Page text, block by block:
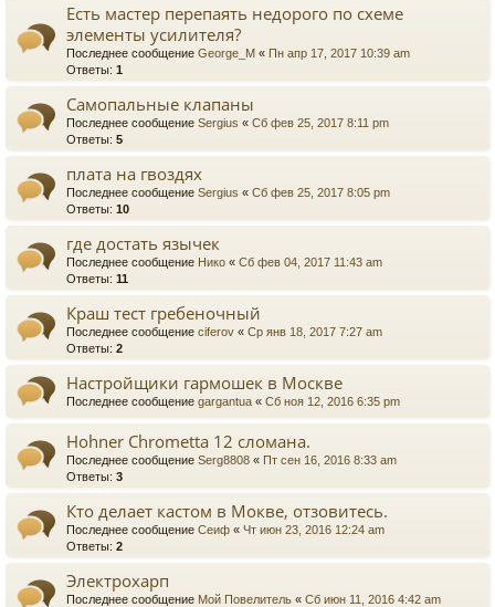
Есть мастер перепаять недорого по схеме
элементы усилителя?
Последнее сообщение George_M « Пн апр 17, 2017 10:39 am
Ответы: 1
Самопальные клапаны
Последнее сообщение Sergius « Сб фев 25, 2017 8:11 pm
Ответы: 5
плата на гвоздях
Последнее сообщение Sergius « Сб фев 25, 2017 8:05 pm
Ответы: 10
где достать язычек
Последнее сообщение Нико « Сб фев 04, 2017 11:43 am
Ответы: 11
Краш тест гребеночный
Последнее сообщение ciferov « Ср янв 18, 2017 7:27 am
Ответы: 2
Настройщики гармошек в Москве
Последнее сообщение gargantua « Сб ноя 12, 2016 6:35 pm
Hohner Chrometta 12 сломана.
Последнее сообщение Serg8808 « Пт сен 16, 2016 8:33 am
Ответы: 3
Кто делает кастом в Мокве, отзовитесь.
Последнее сообщение Сеиф « Чт июн 23, 2016 12:24 am
Ответы: 2
Электрохарп
Последнее сообщение Мой Повелитель « Сб июн 11, 2016 4:42 am